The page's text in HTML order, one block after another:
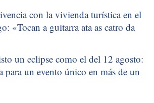
con la vivienda turística en el
«Tocan a guitarra ata as catro da
un eclipse como el del 12 agosto:
para un evento único en más de un